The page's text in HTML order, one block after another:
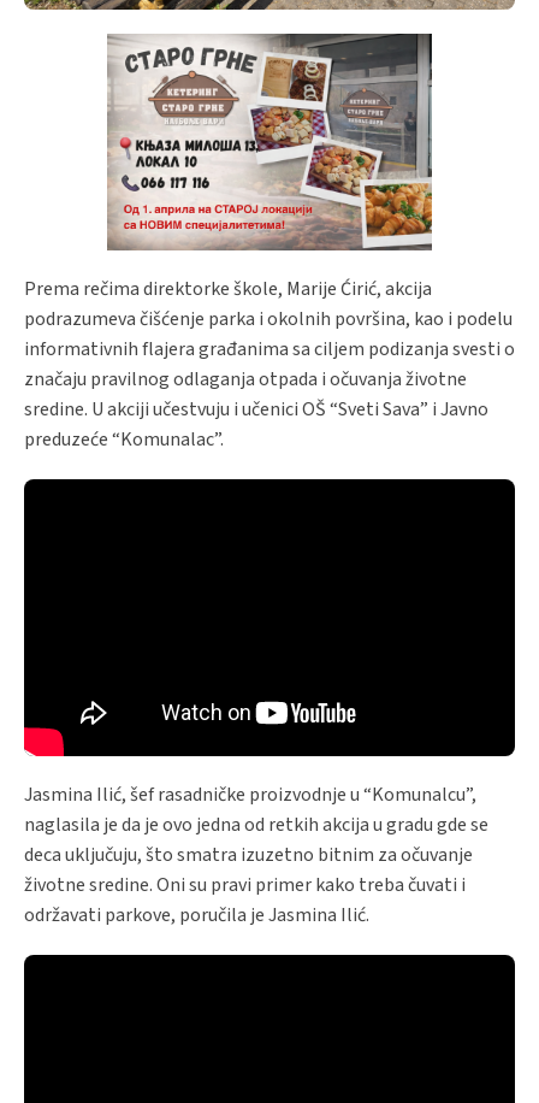
Prema rečima direktorke škole, Marije Ćirić, akcija
podrazumeva čišćenje parka i okolnih površina, kao i podelu
informativnih flajera građanima sa ciljem podizanja svesti o
značaju pravilnog odlaganja otpada i očuvanja životne
sredine. U akciji učestvuju i učenici OŠ “Sveti Sava” i Javno
preduzeće “Komunalac”.
Jasmina Ilić, šef rasadničke proizvodnje u “Komunalcu”,
naglasila je da je ovo jedna od retkih akcija u gradu gde se
deca uključuju, što smatra izuzetno bitnim za očuvanje
životne sredine. Oni su pravi primer kako treba čuvati i
održavati parkove, poručila je Jasmina Ilić.